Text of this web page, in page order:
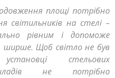
площі потрібно
світильників на стелі –
рівним і допоможе
ширше. Щоб світло не був
стельових
не потрібно